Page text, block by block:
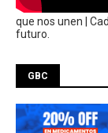
que nos unen |
futuro.
GBC